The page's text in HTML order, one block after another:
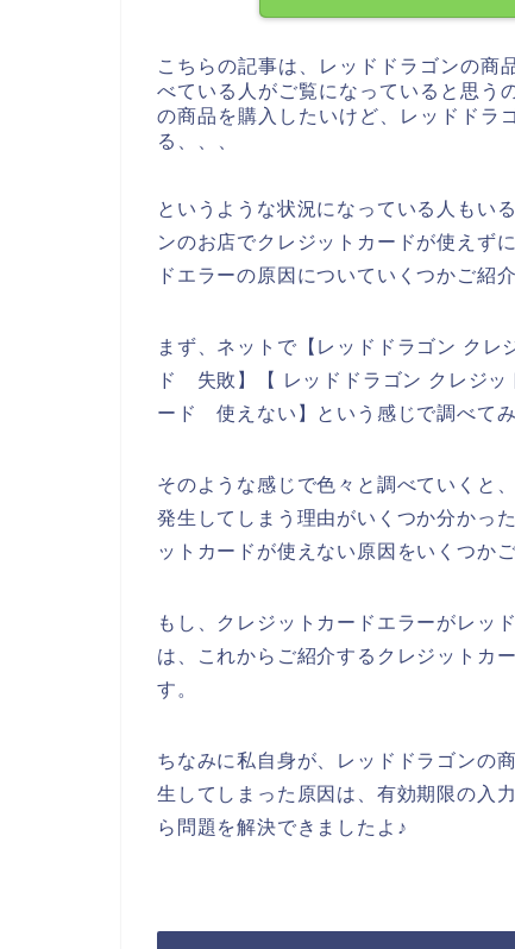
こちらの記事は、レッドドラゴンの商
べている人がご覧になっていると思う
の商品を購入したいけど、レッドドラ
る、、、
というような状況になっている人もい
ンのお店でクレジットカードが使えず
ドエラーの原因についていくつかご紹
まず、ネットで【レッドドラゴン ク
ド 失敗】【 レッドドラゴン クレジ
ード 使えない】という感じで調べてみ
そのような感じで色々と調べていくと
発生してしまう理由がいくつか分かっ
ットカードが使えない原因をいくつか
もし、クレジットカードエラーがレッ
は、これからご紹介するクレジットカ
す。
ちなみに私自身が、レッドドラゴンの
生してしまった原因は、有効期限の入
ら問題を解決できましたよ♪